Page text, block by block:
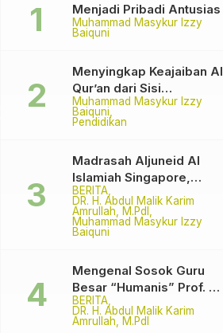
Muhammad Masykur Izzy
Baiquni
Menjadi Pribadi Antusias
Muhammad Masykur Izzy
Baiquni
Pendidikan
Menyingkap Keajaiban Al
Qur’an dari Sisi
Matematika
BERITA
DR. H. Abdul Malik Karim
Amrullah, M.PdI
Muhammad Masykur Izzy
Baiquni
Madrasah Aljuneid Al
Islamiah Singapore,
Among The Pioneer
Madrasah
BERITA
DR. H. Abdul Malik Karim
Amrullah, M.PdI
Mengenal Sosok Guru
Besar “Humanis” Prof. Dr.
H. Syamsul Hadi, M.Pd.,
M.Ed.